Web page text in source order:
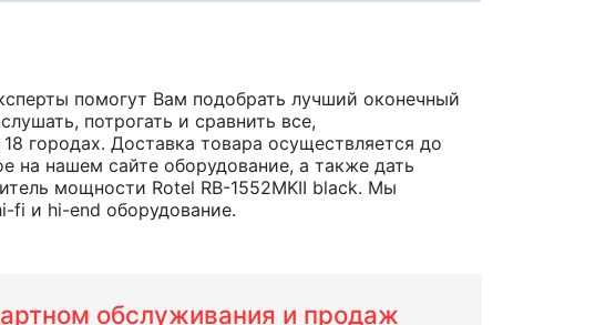
помогут Вам подобрать лучший оконечный
потрогать и сравнить все,
18 городах. Доставка товара осуществляется до
на нашем сайте оборудование, а также дать
мощности Rotel RB-1552MKII black. Мы
fi и hi-end оборудование.
обслуживания и продаж